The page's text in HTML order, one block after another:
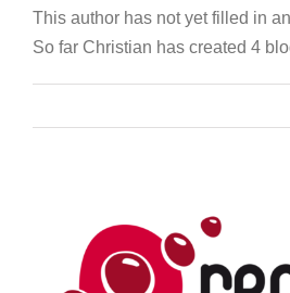
This author has not yet filled in
So far Christian has created 4